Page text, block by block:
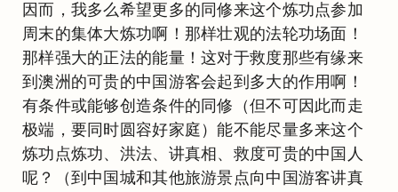
因而，我多么希望更多的同修来这个炼功点参加
周末的集体大炼功啊！那样壮观的法轮功场面！
那样强大的正法的能量！这对于救度那些有缘来
到澳洲的可贵的中国游客会起到多大的作用啊！
有条件或能够创造条件的同修（但不可因此而走
极端，要同时圆容好家庭）能不能尽量多来这个
炼功点炼功、洪法、讲真相、救度可贵的中国人
呢？（到中国城和其他旅游景点向中国游客讲真